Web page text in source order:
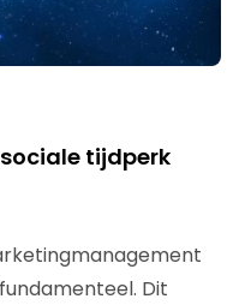
sociale tijdperk
Dit